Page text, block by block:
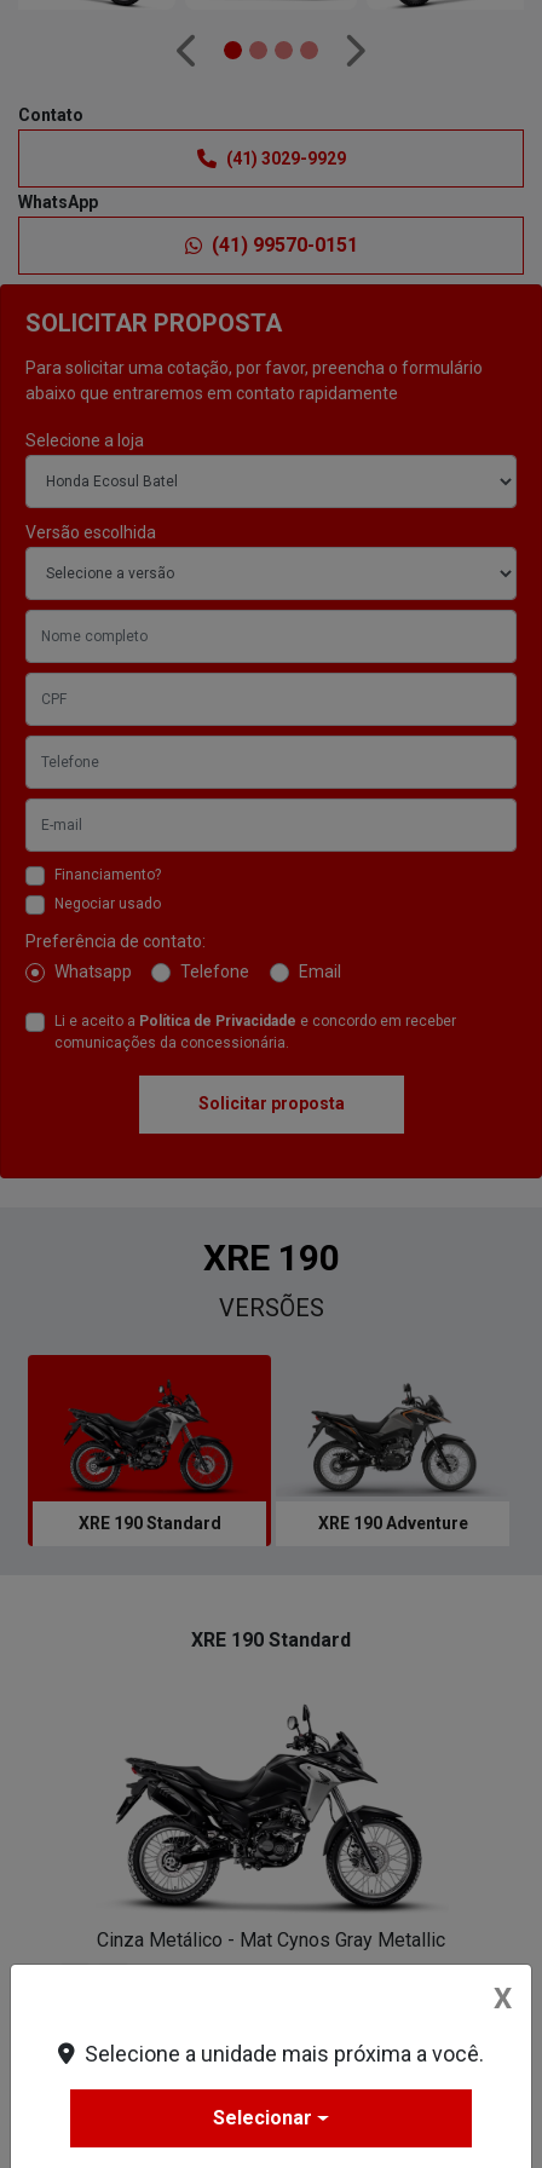
SOLICITAR PROPOSTA
Para solicitar uma cotação, por favor, preencha o formulário
abaixo que entraremos em contato rapidamente
Selecione a loja
Versão escolhida
Financiamento?
Negociar usado
Preferência de contato:
Whatsapp
Telefone Email
Li e aceito a Política de Privacidade e concordo em receber
comunicações da concessionária.
Solicitar proposta
Anterior Próximo
Contato
(41) 3029-9929
WhatsApp
(41) 99570-0151
XRE 190
VERSÕES
XRE 190 Standard XRE 190 Adventure
XRE 190 Standard
Cinza Metálico - Mat Cynos Gray Metallic
Lanterna e Farol em LED
Painel 100% Digital
Entrada USB-C
X
Selecione a unidade mais próxima a você.
Selecionar